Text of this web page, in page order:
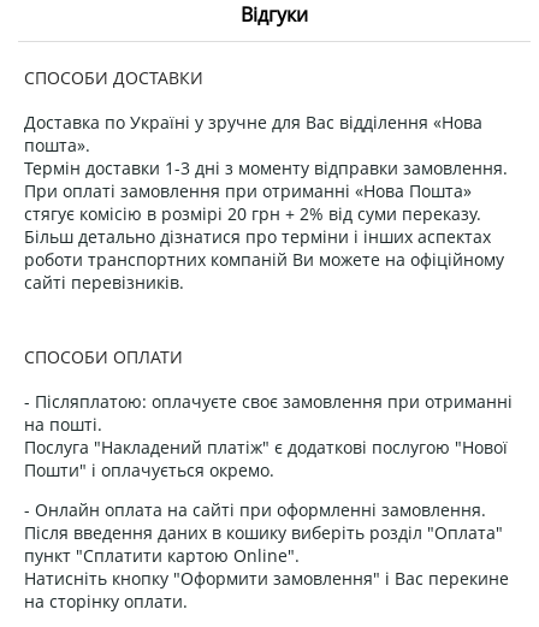
Відгуки
СПОСОБИ ДОСТАВКИ
Доставка по Україні у зручне для Вас відділення «Нова
пошта».
Термін доставки 1-3 дні з моменту відправки замовлення.
При оплаті замовлення при отриманні «Нова Пошта»
стягує комісію в розмірі 20 грн + 2% від суми переказу.
Більш детально дізнатися про терміни і інших аспектах
роботи транспортних компаній Ви можете на офіційному
сайті перевізників.
СПОСОБИ ОПЛАТИ
- Післяплатою: оплачуєте своє замовлення при отриманні
на пошті.
Послуга "Накладений платіж" є додаткові послугою "Нової
Пошти" і оплачується окремо.
- Онлайн оплата на сайті при оформленні замовлення.
Після введення даних в кошику виберіть розділ "Оплата"
пункт "Сплатити картою Online".
Натисніть кнопку "Оформити замовлення" і Вас перекине
на сторінку оплати.